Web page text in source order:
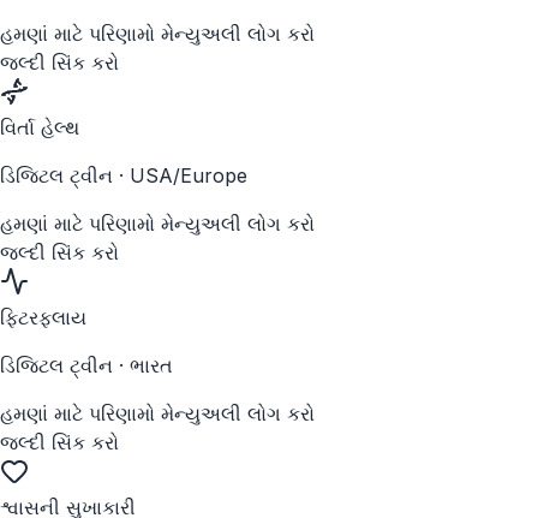
હમણાં માટે પરિણામો મેન્યુઅલી લોગ કરો
જલ્દી સિંક કરો
વિર્તા હેલ્થ
ડિજિટલ ટ્વીન · USA/Europe
હમણાં માટે પરિણામો મેન્યુઅલી લોગ કરો
જલ્દી સિંક કરો
ફિટરફ્લાય
ડિજિટલ ટ્વીન · ભારત
હમણાં માટે પરિણામો મેન્યુઅલી લોગ કરો
જલ્દી સિંક કરો
શ્વાસની સુખાકારી